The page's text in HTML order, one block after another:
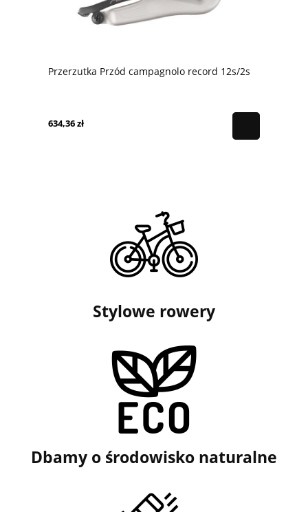
Przerzutka Przód campagnolo record 12s/2s
634,36 zł
Stylowe rowery
Dbamy o środowisko naturalne